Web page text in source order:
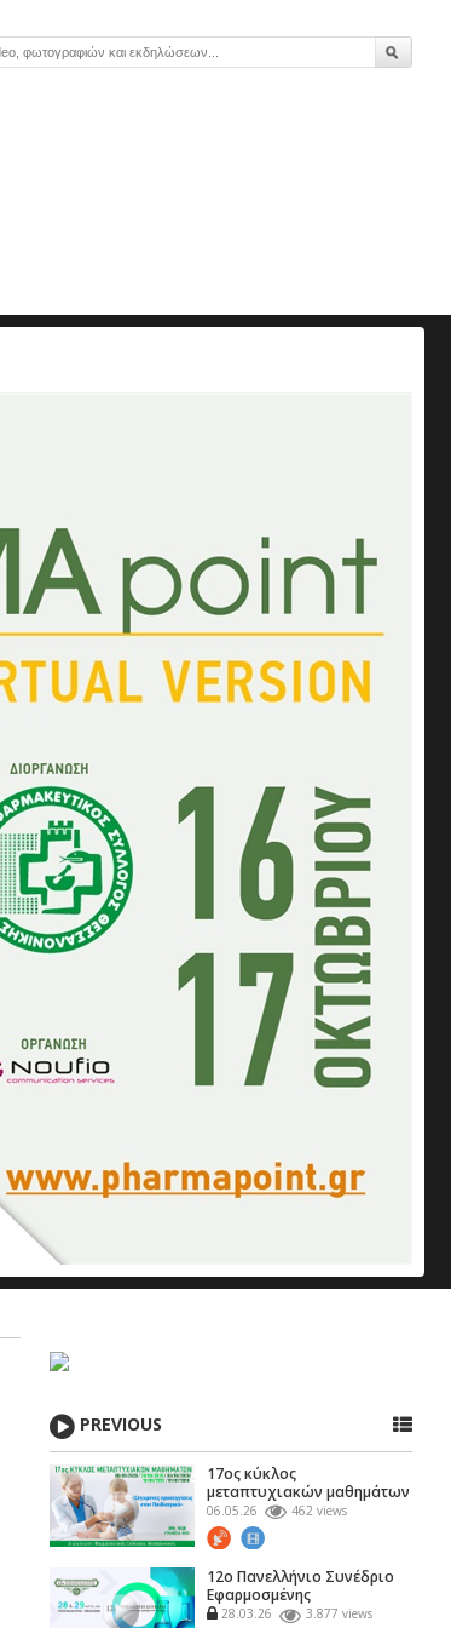
PREVIOUS
17ος κύκλος
μεταπτυχιακών μαθημάτων
του ΦΣΘ
06.05.26 462 views
12ο Πανελλήνιο Συνέδριο
Εφαρμοσμένης
Φαρμακευτικής
28.03.26 3.877 views